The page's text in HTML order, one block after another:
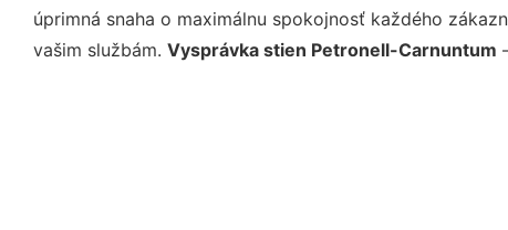
úprimná snaha o maximálnu spokojnosť každého
vašim službám. Vysprávka stien Petronell-Carnuntum